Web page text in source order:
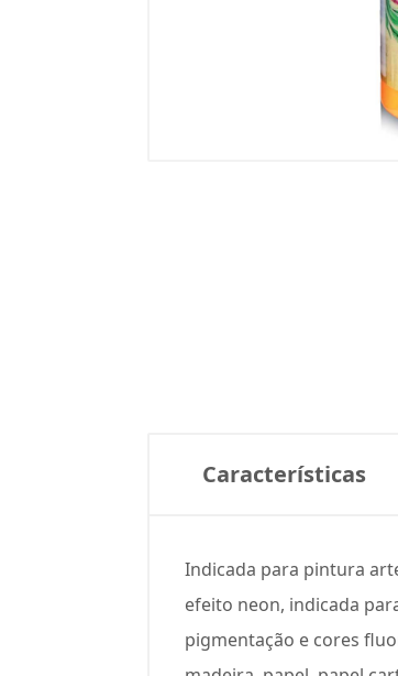
Características
Indicada para pintura
efeito neon, indicada
pigmentação e cores